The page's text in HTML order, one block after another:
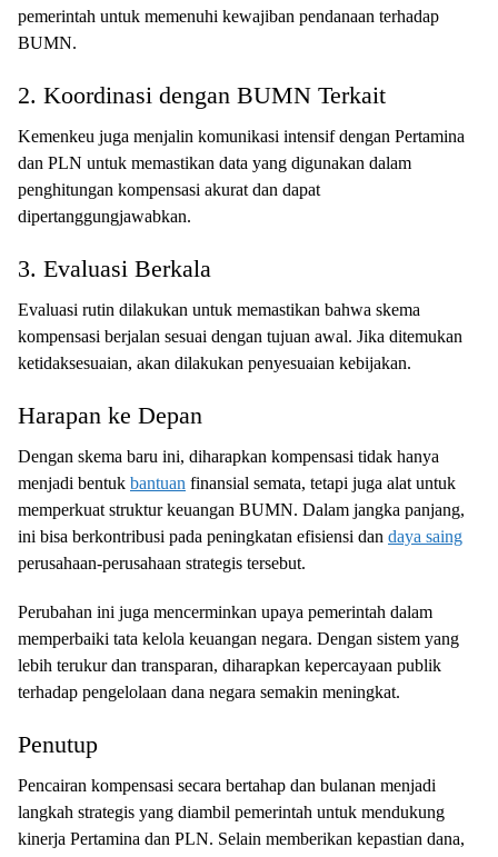
pemerintah untuk memenuhi kewajiban pendanaan terhadap
BUMN.
2. Koordinasi dengan BUMN Terkait
Kemenkeu juga menjalin komunikasi intensif dengan Pertamina
dan PLN untuk memastikan data yang digunakan dalam
penghitungan kompensasi akurat dan dapat
dipertanggungjawabkan.
3. Evaluasi Berkala
Evaluasi rutin dilakukan untuk memastikan bahwa skema
kompensasi berjalan sesuai dengan tujuan awal. Jika ditemukan
ketidaksesuaian, akan dilakukan penyesuaian kebijakan.
Harapan ke Depan
Dengan skema baru ini, diharapkan kompensasi tidak hanya
menjadi bentuk bantuan finansial semata, tetapi juga alat untuk
memperkuat struktur keuangan BUMN. Dalam jangka panjang,
ini bisa berkontribusi pada peningkatan efisiensi dan daya saing
perusahaan-perusahaan strategis tersebut.
Perubahan ini juga mencerminkan upaya pemerintah dalam
memperbaiki tata kelola keuangan negara. Dengan sistem yang
lebih terukur dan transparan, diharapkan kepercayaan publik
terhadap pengelolaan dana negara semakin meningkat.
Penutup
Pencairan kompensasi secara bertahap dan bulanan menjadi
langkah strategis yang diambil pemerintah untuk mendukung
kinerja Pertamina dan PLN. Selain memberikan kepastian dana,